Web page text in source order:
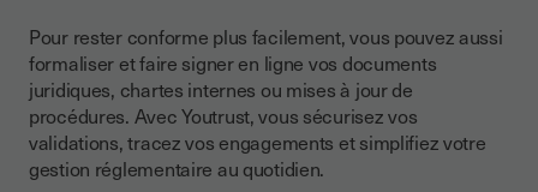
Pour rester conforme plus facilement, vous pouvez aussi
formaliser et faire signer en ligne vos documents
juridiques, chartes internes ou mises à jour de
procédures. Avec Youtrust, vous sécurisez vos
validations, tracez vos engagements et simplifiez votre
gestion réglementaire au quotidien.